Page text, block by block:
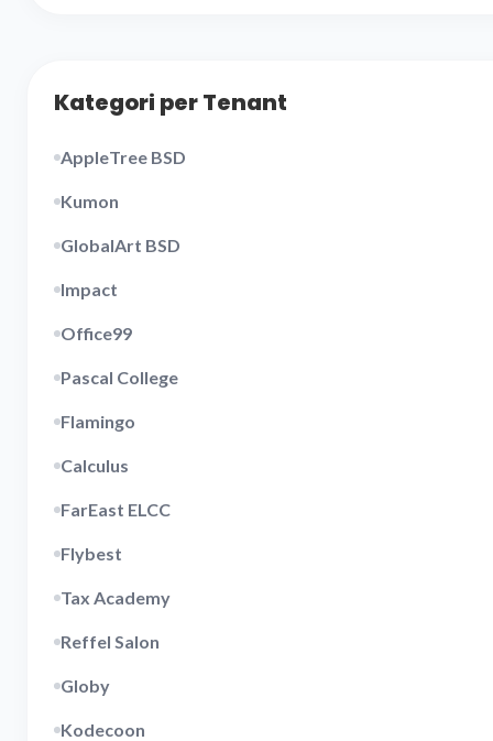
Kategori per Tenant
AppleTree BSD
Kumon
GlobalArt BSD
Impact
Office99
Pascal College
Flamingo
Calculus
FarEast ELCC
Flybest
Tax Academy
Reffel Salon
Globy
Kodecoon